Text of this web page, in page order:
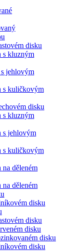
disku
s kluzným
jehlovým
s kuličkovým
disku
s kluzným
s jehlovým
s kuličkovým
děleném
děleném
disku
disku
disku
disku
disku